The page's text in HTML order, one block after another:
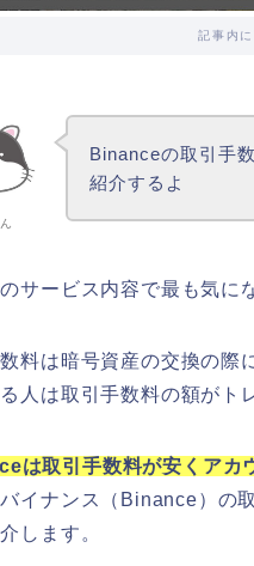
記事内
Binanceの取引手
紹介するよ
サービス内容で最も気に
料は暗号資産の交換の際
人は取引手数料の額がト
は取引手数料が安くアカ
イナンス（Binance）の
します。